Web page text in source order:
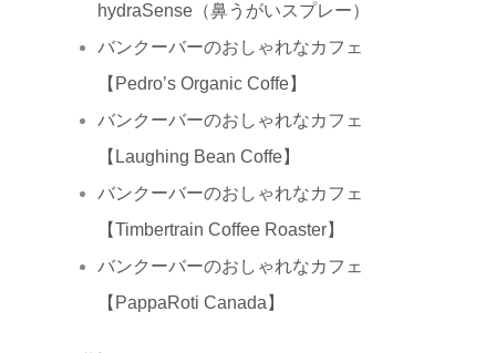
hydraSense（鼻うがいスプレー）
バンクーバーのおしゃれなカフェ
【Pedro’s Organic Coffe】
バンクーバーのおしゃれなカフェ
【Laughing Bean Coffe】
バンクーバーのおしゃれなカフェ
【Timbertrain Coffee Roaster】
バンクーバーのおしゃれなカフェ
【PappaRoti Canada】